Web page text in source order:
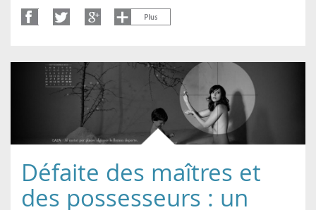
Défaite des maîtres et
des possesseurs : un